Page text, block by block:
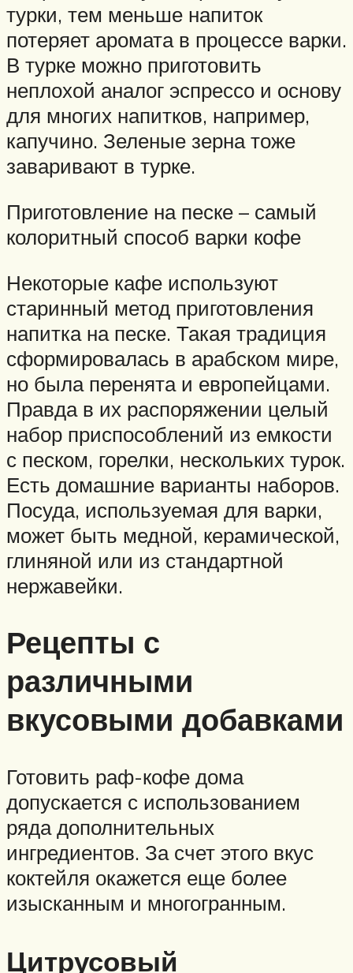
турки, тем меньше напиток
потеряет аромата в процессе варки.
В турке можно приготовить
неплохой аналог эспрессо и основу
для многих напитков, например,
капучино. Зеленые зерна тоже
заваривают в турке.
Приготовление на песке – самый
колоритный способ варки кофе
Некоторые кафе используют
старинный метод приготовления
напитка на песке. Такая традиция
сформировалась в арабском мире,
но была перенята и европейцами.
Правда в их распоряжении целый
набор приспособлений из емкости
с песком, горелки, нескольких турок.
Есть домашние варианты наборов.
Посуда, используемая для варки,
может быть медной, керамической,
глиняной или из стандартной
нержавейки.
Рецепты с
различными
вкусовыми добавками
Готовить раф-кофе дома
допускается с использованием
ряда дополнительных
ингредиентов. За счет этого вкус
коктейля окажется еще более
изысканным и многогранным.
Цитрусовый